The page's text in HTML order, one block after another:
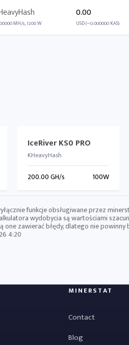
MH/s, 1200 W
0.00
USD (~0.000000 KAS)
IceRiver KS0 PRO
KHeavyHash
200.00 GH/s 100W
funkcje obsługiwane przez
wydobycia są wartościami
zawierać błędy, dlatego nie
4:20
MINERSTAT
Contact
Blog